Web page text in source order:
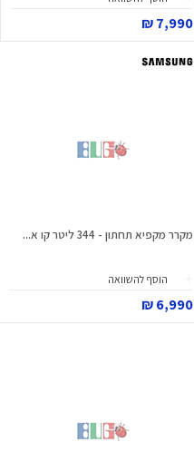
7,990 ₪
מקרר מקפיא תחתון - 344 ליטר קו א...
הוסף להשוואה
6,990 ₪